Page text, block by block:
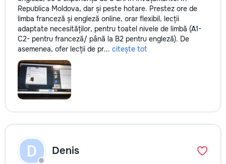
Republica Moldova, dar și peste hotare. Prestez ore de
limba franceză și engleză online, orar flexibil, lecții
adaptate necesităților, pentru toatel nivele de limbă (A1-
C2- pentru franceză/ până la B2 pentru engleză). De
asemenea, ofer lecții de pr... citește tot
D Denis